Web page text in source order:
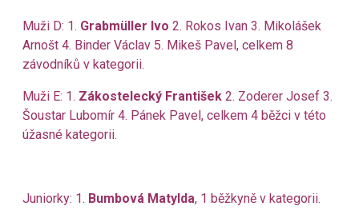
Muži D: 1. Grabmüller Ivo 2. Rokos Ivan 3. Mikolášek
Arnošt 4. Binder Václav 5. Mikeš Pavel, celkem 8
závodníků v kategorii.
Muži E: 1. Zákostelecký František 2. Zoderer Josef 3.
Šoustar Lubomír 4. Pánek Pavel, celkem 4 běžci v této
úžasné kategorii.
Juniorky: 1. Bumbová Matylda, 1 běžkyně v kategorii.